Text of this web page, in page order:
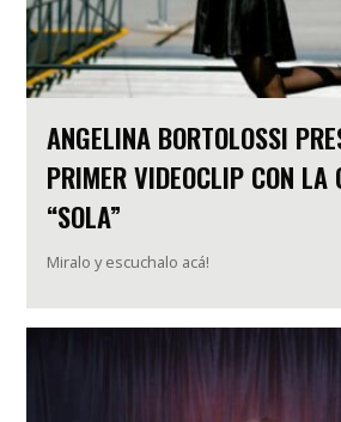
ANGELINA BORTOLOSSI
PRIMER VIDEOCLIP CON LA
“SOLA”
Miralo y escuchalo acá!